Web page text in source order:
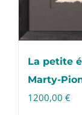
La petite
Marty-
1200,00 €